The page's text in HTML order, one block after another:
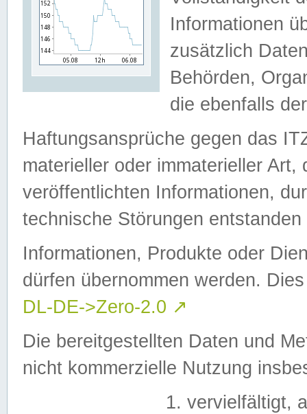
Informationen
zusätzlich
Behörden,
die ebenfalls
Haftungsansprüche gegen das
materieller oder immaterieller
veröffentlichten Informationen,
technische Störungen
Informationen, Produkte oder
dürfen übernommen werden.
DL-DE->Zero-2.0 ↗
Die bereitgestellten Daten und
nicht kommerzielle Nutzung
vervielfältigt,